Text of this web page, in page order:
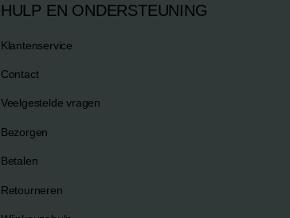
HULP EN ONDERSTEUNING
Klantenservice
Contact
Veelgestelde vragen
Bezorgen
Betalen
Retourneren